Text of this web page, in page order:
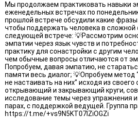
Мы продолжаем практиковать навыки
еженедельных встречах по
прошлой встрече обсудили какие
чтобы поддержать человека в сложной
следующей встрече: 💡Рассмотрим
эмпатии через язык чувств и
практику для сонастройки с другим
чем обычные вопросы отличаются от
Попробуем, давая эмпатию, не
памяти весь диалог; 💡Опробуем метод
не настаивать на них” исходя из
открывающий и закрывающий круги,
исследование темы через упражнения
парах, с поддержкой ведущей. Группа
https://t.me/+vs9N5KT07IZiOGZi